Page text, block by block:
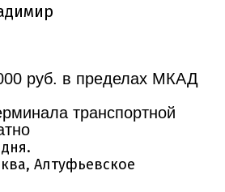
руб. в пределах МКАД
транспортной
Алтуфьевское